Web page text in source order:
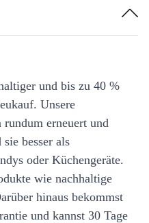
und bis zu 40 %
Unsere
rundum erneuert und
besser als
oder Küchengeräte.
wie nachhaltige
hinaus bekommst
und kannst 30 Tage